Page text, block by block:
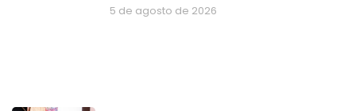
5 de agosto de 2026